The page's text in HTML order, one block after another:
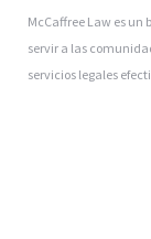
McCaffree Law es un
servir a las
servicios legales